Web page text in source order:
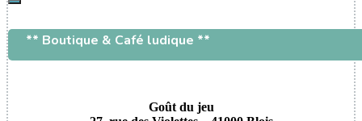
Rechercher
** Boutique & Café ludique **
Goût du jeu